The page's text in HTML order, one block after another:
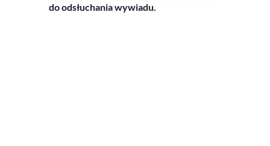
do odsłuchania wywiadu.